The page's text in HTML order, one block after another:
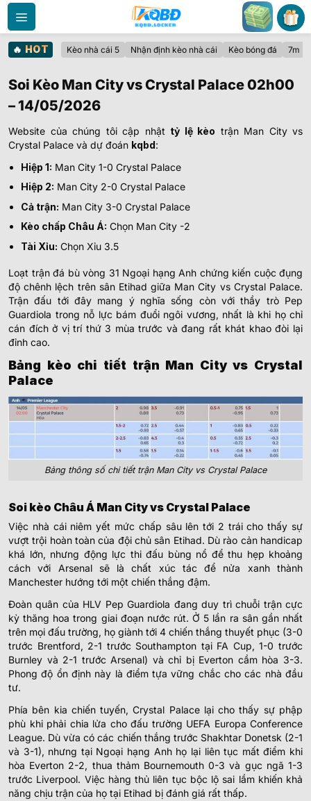
Bỏ
qua
nội
dung
🔥 HOT Kèo nhà cái 5 Nhận định kèo nhà cái Kèo bóng đá 7m
Soi Kèo Man City vs Crystal Palace 02h00
– 14/05/2026
Website của chúng tôicập nhật tỷ lệ kèo trận Man City vs
Crystal Palace và dự đoán kqbd:
Hiệp 1: Man City 1-0 Crystal Palace
Hiệp 2: Man City 2-0 Crystal Palace
Cả trận: Man City 3-0 Crystal Palace
Kèo chấp Châu Á: Chọn Man City -2
Tài Xỉu: Chọn Xỉu 3.5
Loạt trận đá bù vòng 31 Ngoại hạng Anh chứng kiến cuộc đụng
độ chênh lệch trên sân Etihad giữa Man City vs Crystal Palace.
Trận đấu tới đây mang ý nghĩa sống còn với thầy trò Pep
Guardiola trong nỗ lực bám đuổi ngôi vương, nhất là khi họ chỉ
cán đích ở vị trí thứ 3 mùa trước và đang rất khát khao đòi lại
đỉnh cao.
Bảng kèo chi tiết trận Man City vs Crystal
Palace
Bảng thông số chi tiết trận Man City vs Crystal Palace
Soi kèo Châu Á Man City vs Crystal Palace
Việc nhà cái niêm yết mức chấp sâu lên tới 2 trái cho thấy sự
vượt trội hoàn toàn của đội chủ sân Etihad. Dù rào cản handicap
khá lớn, nhưng động lực thi đấu bùng nổ để thu hẹp khoảng
cách với Arsenal sẽ là chất xúc tác để nửa xanh thành
Manchester hướng tới một chiến thắng đậm.
Đoàn quân của HLV Pep Guardiola đang duy trì chuỗi trận cực
kỳ thăng hoa trong giai đoạn nước rút. Ở 5 lần ra sân gần nhất
trên mọi đấu trường, họ giành tới 4 chiến thắng thuyết phục (3-0
trước Brentford, 2-1 trước Southampton tại FA Cup, 1-0 trước
Burnley và 2-1 trước Arsenal) và chỉ bị Everton cầm hòa 3-3.
Phong độ ổn định này là điểm tựa vững chắc cho các nhà đầu
tư.
Phía bên kia chiến tuyến, Crystal Palace lại cho thấy sự phập
phù khi phải chia lửa cho đấu trường UEFA Europa Conference
League. Dù vừa có các chiến thắng trước Shakhtar Donetsk (2-1
và 3-1), nhưng tại Ngoại hạng Anh họ lại liên tục mất điểm khi
hòa Everton 2-2, thua thảm Bournemouth 0-3 và gục ngã 1-3
trước Liverpool. Việc hàng thủ liên tục bộc lộ sai lầm khiến khả
năng chịu trận của họ tại Etihad bị đánh giá rất thấp.